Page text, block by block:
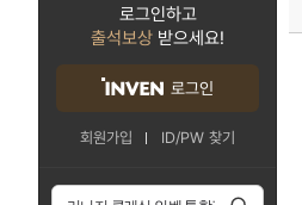
로그인하고
출석보상 받으세요!
로그인
회원가입 ID/PW 찾기